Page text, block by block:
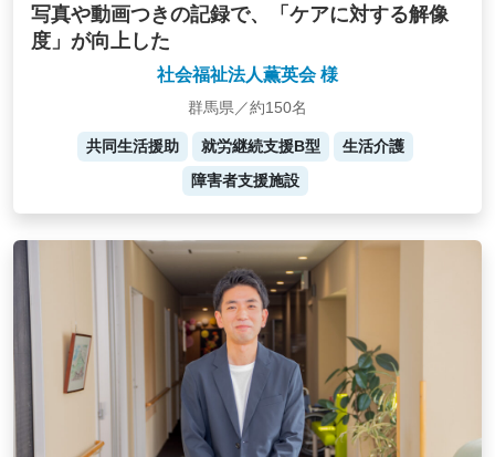
写真や動画つきの記録で、「ケアに対する解像
度」が向上した
社会福祉法人薫英会 様
群馬県／約150名
共同生活援助 就労継続支援B型
生活介護
障害者支援施設